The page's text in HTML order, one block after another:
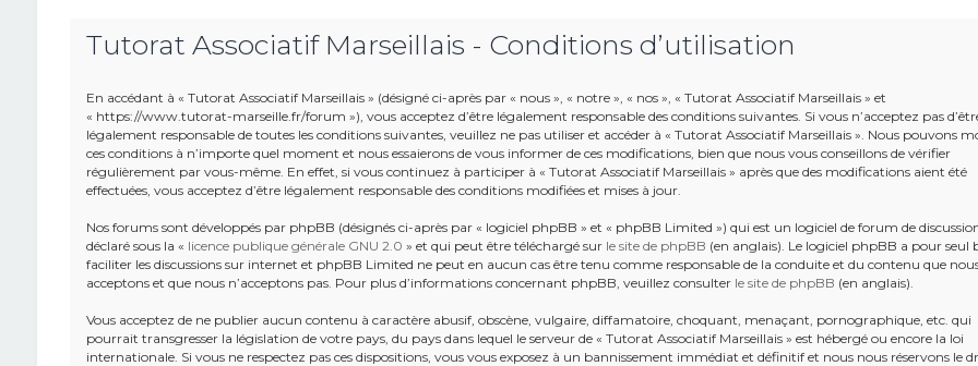
Tutorat Associatif Marseillais - Conditions d’utilisation
En accédant à « Tutorat Associatif Marseillais » (désigné ci-après par « nous », « notre », « nos », « Tutorat Associatif Marseillais » et
« https://www.tutorat-marseille.fr/forum »), vous acceptez d’être légalement responsable des conditions suivantes. Si vous n’acceptez pas
légalement responsable de toutes les conditions suivantes, veuillez ne pas utiliser et accéder à « Tutorat Associatif Marseillais ». Nous pouvons
ces conditions à n’importe quel moment et nous essaierons de vous informer de ces modifications, bien que nous vous conseillons de vérifier
régulièrement par vous-même. En effet, si vous continuez à participer à « Tutorat Associatif Marseillais » après que des modifications aient été
effectuées, vous acceptez d’être légalement responsable des conditions modifiées et mises à jour.
Nos forums sont développés par phpBB (désignés ci-après par « logiciel phpBB » et « phpBB Limited ») qui est un logiciel de forum de
déclaré sous la « licence publique générale GNU 2.0 » et qui peut être téléchargé sur le site de phpBB (en anglais). Le logiciel phpBB a pour seul
faciliter les discussions sur internet et phpBB Limited ne peut en aucun cas être tenu comme responsable de la conduite et du contenu que
acceptons et que nous n’acceptons pas. Pour plus d’informations concernant phpBB, veuillez consulter le site de phpBB (en anglais).
Vous acceptez de ne publier aucun contenu à caractère abusif, obscène, vulgaire, diffamatoire, choquant, menaçant, pornographique, etc. qui
pourrait transgresser la législation de votre pays, du pays dans lequel le serveur de « Tutorat Associatif Marseillais » est hébergé ou encore la loi
internationale. Si vous ne respectez pas ces dispositions, vous vous exposez à un bannissement immédiat et définitif et nous nous réservons le